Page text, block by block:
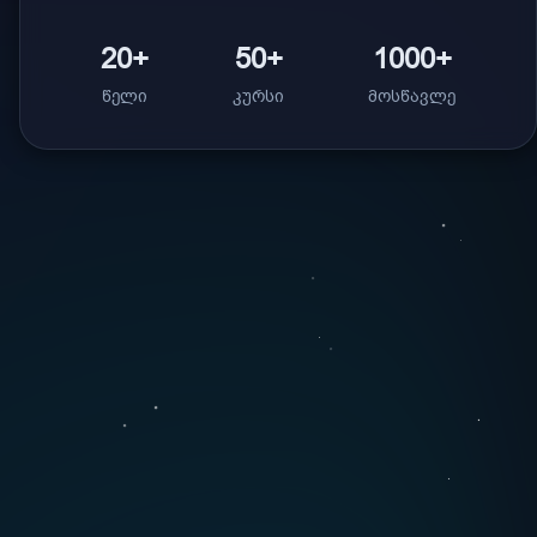
20+
წელი
50+
კურსი
1000+
მოსწავლე